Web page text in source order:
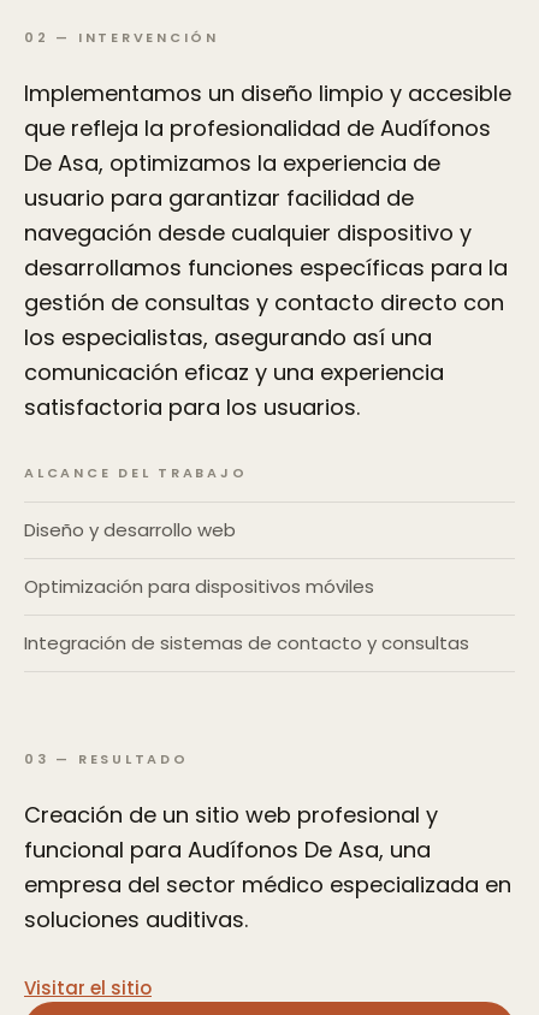
02 — INTERVENCIÓN
Implementamos un diseño limpio y accesible
que refleja la profesionalidad de Audífonos
De Asa, optimizamos la experiencia de
usuario para garantizar facilidad de
navegación desde cualquier dispositivo y
desarrollamos funciones específicas para la
gestión de consultas y contacto directo con
los especialistas, asegurando así una
comunicación eficaz y una experiencia
satisfactoria para los usuarios.
ALCANCE DEL TRABAJO
Diseño y desarrollo web
Optimización para dispositivos móviles
Integración de sistemas de contacto y consultas
03 — RESULTADO
Creación de un sitio web profesional y
funcional para Audífonos De Asa, una
empresa del sector médico especializada en
soluciones auditivas.
Visitar el sitio